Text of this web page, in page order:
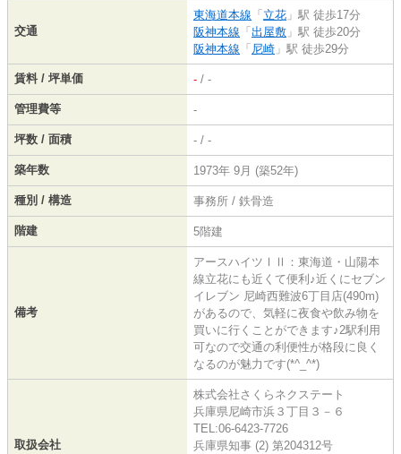
交通
東海道本線 「 立花 」駅 徒歩17分
阪神本線 「 出屋敷 」駅 徒歩20分
阪神本線 「 尼崎 」駅 徒歩29分
賃料 / 坪単価 - / -
管理費等 -
坪数 / 面積 - / -
築年数 1973年 9月 (築52年)
種別 / 構造 事務所 / 鉄骨造
階建 5階建
備考
アースハイツⅠⅡ：東海道・山陽本
線立花にも近くて便利♪近くにセブン
イレブン 尼崎西難波6丁目店(490m)
があるので、気軽に夜食や飲み物を
買いに行くことができます♪2駅利用
可なので交通の利便性が格段に良く
なるのが魅力です(*^_^*)
取扱会社
株式会社さくらネクステート
兵庫県尼崎市浜３丁目３－６
TEL:06-6423-7726
兵庫県知事 (2) 第204312号